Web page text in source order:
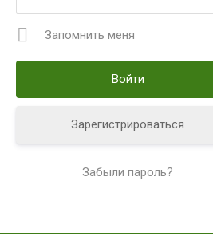
Запомнить меня
Зарегистрироваться
Забыли пароль?